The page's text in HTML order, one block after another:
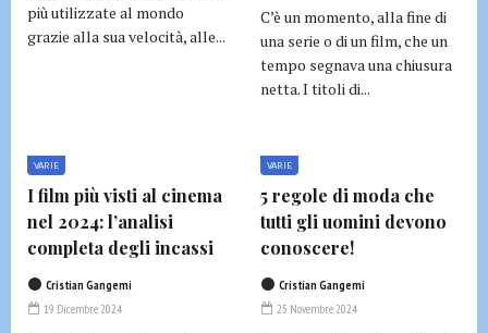
più utilizzate al mondo
grazie alla sua velocità, alle...
C’è un momento, alla fine di
una serie o di un film, che un
tempo segnava una chiusura
netta. I titoli di...
VARIE
I film più visti al cinema
nel 2024: l’analisi
completa degli incassi
Cristian Gangemi
19 Dicembre 2024
VARIE
5 regole di moda che
tutti gli uomini devono
conoscere!
Cristian Gangemi
25 Novembre 2024